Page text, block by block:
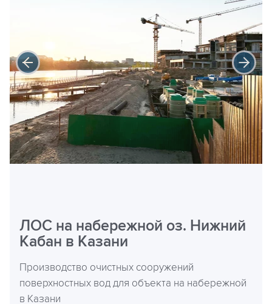
ЛОС на набережной оз. Нижний
Кабан в Казани
Производство очистных сооружений
поверхностных вод для объекта на набережной
в Казани